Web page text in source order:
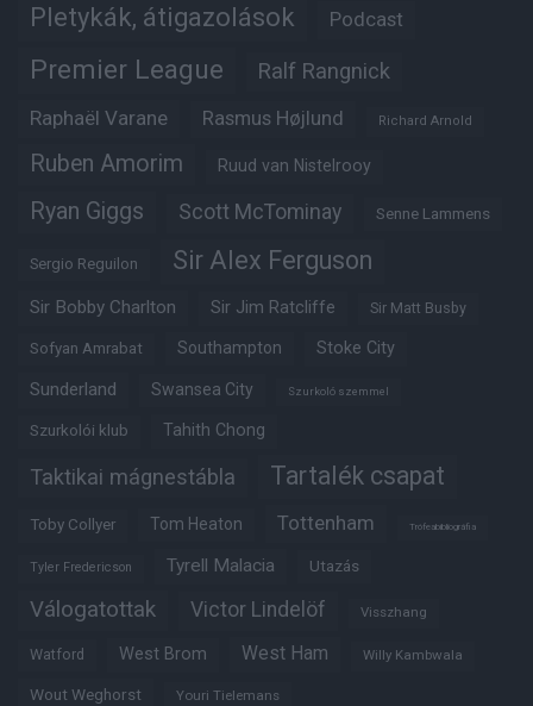
Pletykák, átigazolások Podcast
Premier League Ralf Rangnick
Raphaël Varane Rasmus Højlund Richard Arnold
Ruben Amorim Ruud van Nistelrooy
Ryan Giggs Scott McTominay Senne Lammens
Sergio Reguilon Sir Alex Ferguson
Sir Bobby Charlton Sir Jim Ratcliffe Sir Matt Busby
Sofyan Amrabat Southampton Stoke City
Sunderland Swansea City Szurkoló szemmel
Szurkolói klub Tahith Chong
Taktikai mágnestábla Tartalék csapat
Toby Collyer Tom Heaton Tottenham Trófeabibliográfia
Tyler Fredericson Tyrell Malacia Utazás
Válogatottak Victor Lindelöf Visszhang
Watford West Brom West Ham Willy Kambwala
Wout Weghorst Youri Tielemans